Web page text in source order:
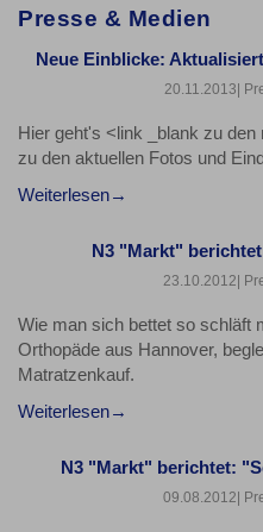
Presse & Medien
Neue Einblicke:
20.11.2013 |
Hier geht's <link _blank zu
zu den aktuellen Fotos und
Weiterlesen
N3 "Markt"
23.10.2012 |
Wie man sich bettet so schläft
Orthopäde aus Hannover,
Matratzenkauf.
Weiterlesen
N3 "Markt" berichtet:
09.08.2012 |